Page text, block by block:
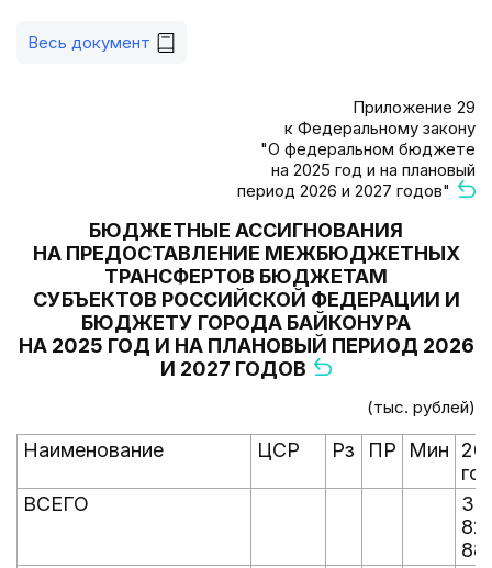
Весь документ
Приложение 29
к Федеральному закону
"О федеральном бюджете
на 2025 год и на плановый
период 2026 и 2027 годов"
БЮДЖЕТНЫЕ АССИГНОВАНИЯ
НА ПРЕДОСТАВЛЕНИЕ МЕЖБЮДЖЕТНЫХ
ТРАНСФЕРТОВ БЮДЖЕТАМ
СУБЪЕКТОВ РОССИЙСКОЙ ФЕДЕРАЦИИ И
БЮДЖЕТУ ГОРОДА БАЙКОНУРА
НА 2025 ГОД И НА ПЛАНОВЫЙ ПЕРИОД 2026
И 2027 ГОДОВ
(тыс. рублей)
Наименование ЦСР Рз ПР Мин
ВСЕГО
3